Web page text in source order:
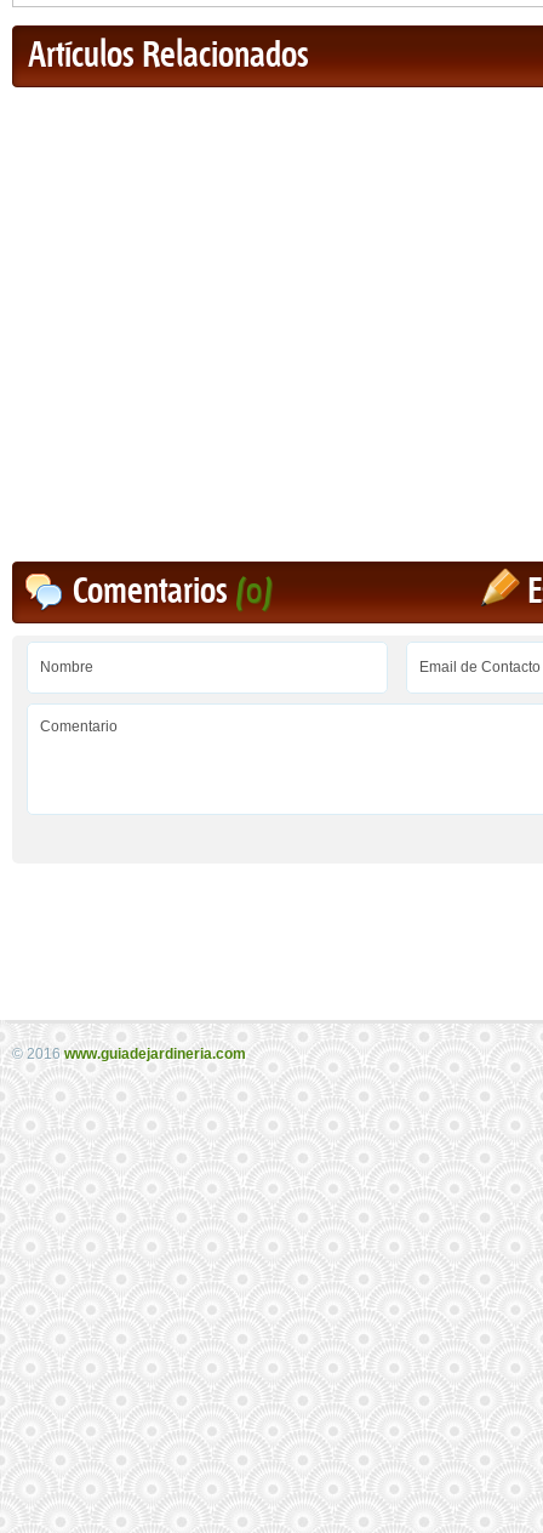
Artículos Relacionados
Comentarios(0)
© 2016 www.guiadejardineria.com